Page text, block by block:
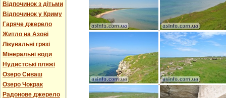
Відпочинок з дітьми
Відпочинок у Криму
Гаряче джерело
Житло на Азові
Лікувальні грязі
Мінеральні води
Нудистські пляжі
Озеро Сиваш
Озеро Чокрак
Радонове джерело